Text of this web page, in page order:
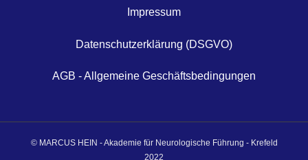
Impressum
Datenschutzerklärung (DSGVO)
AGB - Allgemeine Geschäftsbedingungen
© MARCUS HEIN - Akademie für Neurologische Führung - Krefeld
2022